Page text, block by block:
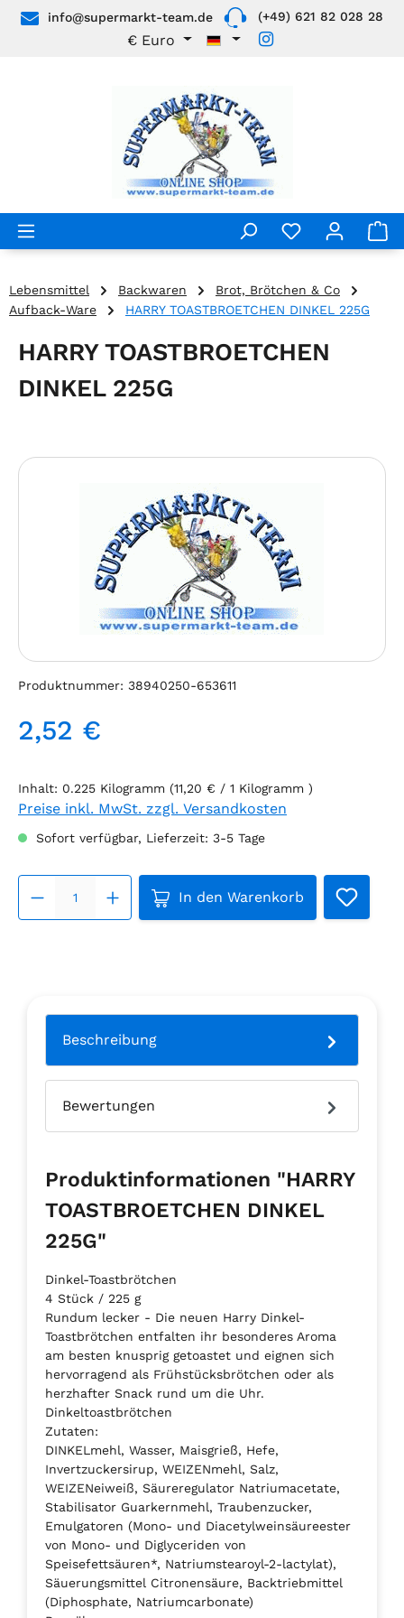
Zum Hauptinhalt springen
info@supermarkt-team.de (+49) 621 82 028 28
€ Euro
Lebensmittel Backwaren
Brot, Brötchen & Co
Aufback-Ware
HARRY TOASTBROETCHEN DINKEL 225G
HARRY TOASTBROETCHEN
DINKEL 225G
Bildergalerie überspringen
Produktnummer: 38940250-653611
Regulärer Preis:
2,52 €
Inhalt: 0.225 Kilogramm (11,20 € / 1 Kilogramm )
Preise inkl. MwSt. zzgl. Versandkosten
Sofort verfügbar, Lieferzeit: 3-5 Tage
Produkt Anzahl: Gib den
In den Warenkorb
Beschreibung
Bewertungen
Produktinformationen "HARRY
TOASTBROETCHEN DINKEL
225G"
Dinkel-Toastbrötchen
4 Stück / 225 g
Rundum lecker - Die neuen Harry Dinkel-
Toastbrötchen entfalten ihr besonderes Aroma
am besten knusprig getoastet und eignen sich
hervorragend als Frühstücksbrötchen oder als
herzhafter Snack rund um die Uhr.
Dinkeltoastbrötchen
Zutaten:
DINKELmehl, Wasser, Maisgrieß, Hefe,
Invertzuckersirup, WEIZENmehl, Salz,
WEIZENeiweiß, Säureregulator Natriumacetate,
Stabilisator Guarkernmehl, Traubenzucker,
Emulgatoren (Mono- und Diacetylweinsäureester
von Mono- und Diglyceriden von
Speisefettsäuren*, Natriumstearoyl-2-lactylat),
Säuerungsmittel Citronensäure, Backtriebmittel
(Diphosphate, Natriumcarbonate)